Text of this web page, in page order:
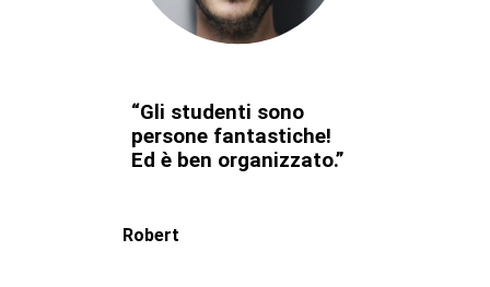
“Gli studenti sono
persone fantastiche!
Ed è ben organizzato.”
Robert